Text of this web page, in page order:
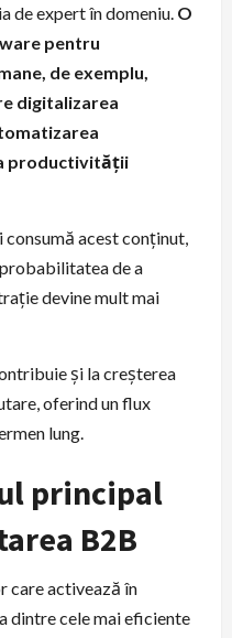
de expert în domeniu. O
pentru
de exemplu,
digitalizarea
productivității
acest conținut,
de a
devine mult mai
și la creșterea
oferind un flux
lung.
principal
B2B
care activează în
dintre cele mai eficiente